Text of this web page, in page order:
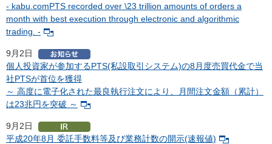
- kabu.comPTS recorded over \23 trillion amounts of orders a
month with best execution through electronic and algorithmic
trading. -
9月2日
個人投資家が参加するPTS(私設取引システム)の8月度売買代金で当
社PTSが首位を獲得
～ 高度に電子化された最良執行注文により、月間注文金額（累計）
は23兆円を突破 ～
9月2日
平成20年8月 委託手数料等及び業務計数の開示(速報値)